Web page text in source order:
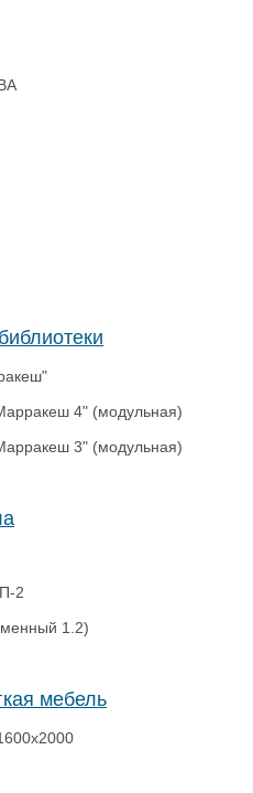
360х500
1000мм
Пакет
4" (модульная)
3" (модульная)
2
1.2)
мебель